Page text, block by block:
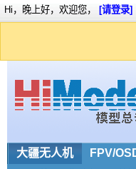
大疆无人机 FPV/
Hi，晚上好，欢迎您， [请登录]